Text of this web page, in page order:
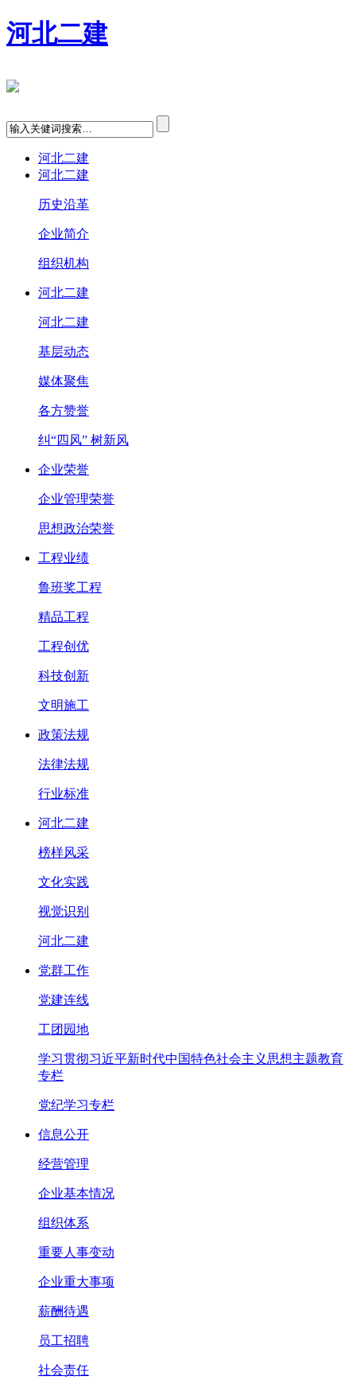
河北二建
河北二建
河北二建
历史沿革
企业简介
组织机构
河北二建
河北二建
基层动态
媒体聚焦
各方赞誉
纠“四风” 树新风
企业荣誉
企业管理荣誉
思想政治荣誉
工程业绩
鲁班奖工程
精品工程
工程创优
科技创新
文明施工
政策法规
法律法规
行业标准
河北二建
榜样风采
文化实践
视觉识别
河北二建
党群工作
党建连线
工团园地
学习贯彻习近平新时代中国特色社会主义思想主题教育
专栏
党纪学习专栏
信息公开
经营管理
企业基本情况
组织体系
重要人事变动
企业重大事项
薪酬待遇
员工招聘
社会责任